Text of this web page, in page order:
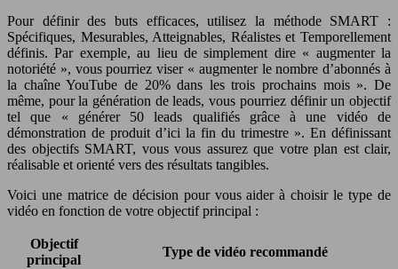
Pour définir des buts efficaces, utilisez la méthode SMART :
Spécifiques, Mesurables, Atteignables, Réalistes et Temporellement
définis. Par exemple, au lieu de simplement dire « augmenter la
notoriété », vous pourriez viser « augmenter le nombre d’abonnés à
la chaîne YouTube de 20% dans les trois prochains mois ». De
même, pour la génération de leads, vous pourriez définir un objectif
tel que « générer 50 leads qualifiés grâce à une vidéo de
démonstration de produit d’ici la fin du trimestre ». En définissant
des objectifs SMART, vous vous assurez que votre plan est clair,
réalisable et orienté vers des résultats tangibles.
Voici une matrice de décision pour vous aider à choisir le type de
vidéo en fonction de votre objectif principal :
Objectif
principal
Type de vidéo recommandé